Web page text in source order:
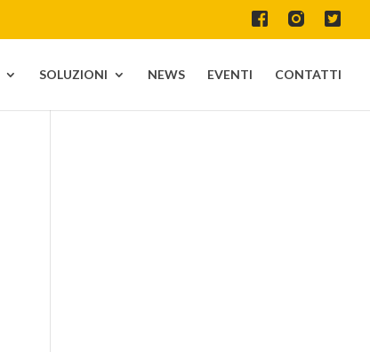
SOLUZIONI NEWS EVENTI CONTATTI